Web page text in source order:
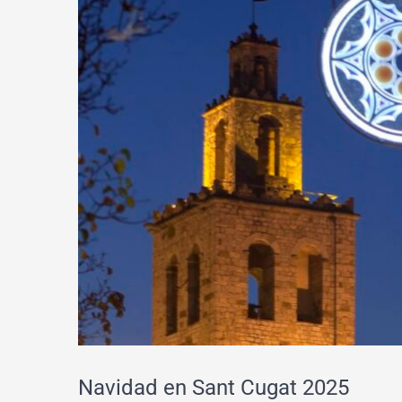
Navidad en Sant Cugat 2025